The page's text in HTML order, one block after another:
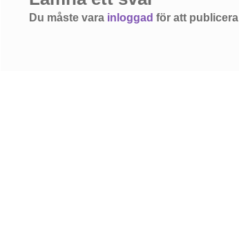
Du måste vara inloggad för att